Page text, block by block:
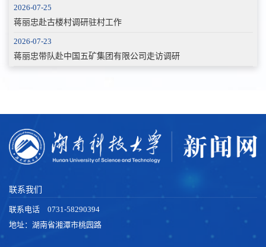
2026-07-25
蒋丽忠赴古楼村调研驻村工作
2026-07-23
蒋丽忠带队赴中国五矿集团有限公司走访调研
联系我们
联系电话 0731-58290394
地址：湖南省湘潭市桃园路